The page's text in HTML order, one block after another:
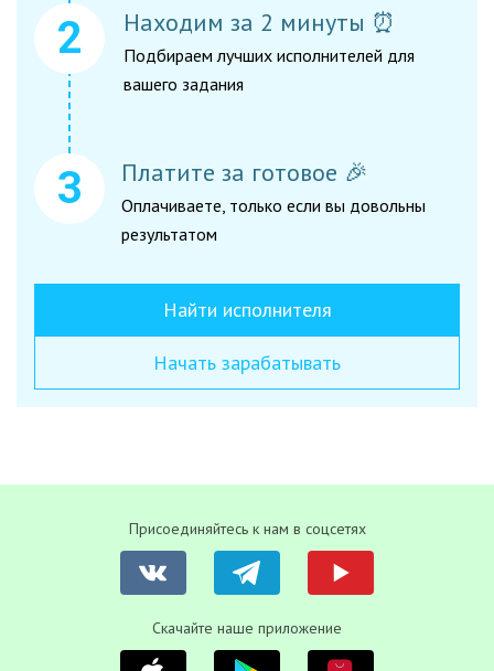
Находим за 2 минуты ⏰
Подбираем лучших исполнителей для
вашего задания
Платите за готовое 🎉
Оплачиваете, только если вы довольны
результатом
Найти исполнителя
Начать зарабатывать
Присоединяйтесь к нам в соцсетях
Скачайте наше приложение